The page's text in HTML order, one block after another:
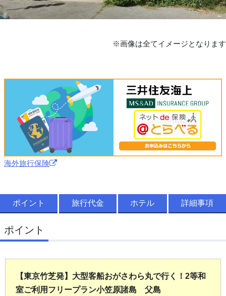
※画像は全てイメージとなります
海外旅行保険
ポイント 旅行代金 ホテル 詳細事項
ポイント
【東京竹芝発】大型客船おがさわら丸で行く！2等和
室ご利用フリープラン小笠原諸島 父島